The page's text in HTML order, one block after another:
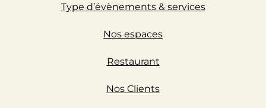
Type d’évènements & services
Nos espaces
Restaurant
Nos Clients